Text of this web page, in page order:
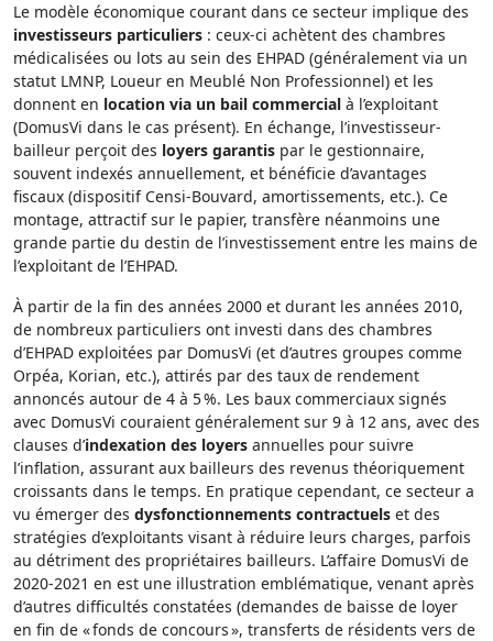
Le modèle économique courant dans ce secteur implique des
investisseurs particuliers : ceux-ci achètent des chambres
médicalisées ou lots au sein des EHPAD (généralement via un
statut LMNP, Loueur en Meublé Non Professionnel) et les
donnent en location via un bail commercial à l’exploitant
(DomusVi dans le cas présent). En échange, l’investisseur-
bailleur perçoit des loyers garantis par le gestionnaire,
souvent indexés annuellement, et bénéficie d’avantages
fiscaux (dispositif Censi-Bouvard, amortissements, etc.). Ce
montage, attractif sur le papier, transfère néanmoins une
grande partie du destin de l’investissement entre les mains de
l’exploitant de l’EHPAD.
À partir de la fin des années 2000 et durant les années 2010,
de nombreux particuliers ont investi dans des chambres
d’EHPAD exploitées par DomusVi (et d’autres groupes comme
Orpéa, Korian, etc.), attirés par des taux de rendement
annoncés autour de 4 à 5 %. Les baux commerciaux signés
avec DomusVi couraient généralement sur 9 à 12 ans, avec des
clauses d’indexation des loyers annuelles pour suivre
l’inflation, assurant aux bailleurs des revenus théoriquement
croissants dans le temps. En pratique cependant, ce secteur a
vu émerger des dysfonctionnements contractuels et des
stratégies d’exploitants visant à réduire leurs charges, parfois
au détriment des propriétaires bailleurs. L’affaire DomusVi de
2020-2021 en est une illustration emblématique, venant après
d’autres difficultés constatées (demandes de baisse de loyer
en fin de « fonds de concours », transferts de résidents vers de